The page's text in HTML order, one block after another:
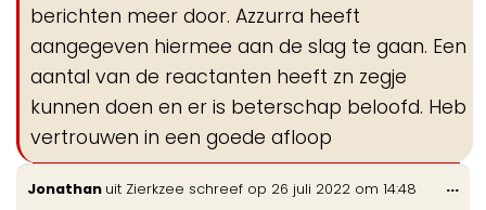
berichten meer door. Azzurra heeft
aangegeven hiermee aan de slag te gaan. Een
aantal van de reactanten heeft zn zegje
kunnen doen en er is beterschap beloofd. Heb
vertrouwen in een goede afloop
Jonathan uit Zierkzee schreef op 26 juli 2022 om 14:48 ...